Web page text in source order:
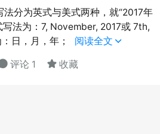
法分为英式与美式两种，就“2017年
写法为：7, November, 2017或 7th,
日，月，年；
阅读全文 
评论 1  收藏